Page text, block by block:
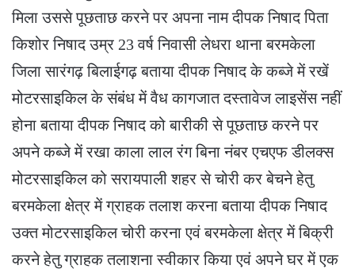
मिला उससे पूछताछ करने पर अपना नाम दीपक निषाद पिता
किशोर निषाद उम्र 23 वर्ष निवासी लेधरा थाना बरमकेला
जिला सारंगढ़ बिलाईगढ़ बताया दीपक निषाद के कब्जे में रखें
मोटरसाइकिल के संबंध में वैध कागजात दस्तावेज लाइसेंस नहीं
होना बताया दीपक निषाद को बारीकी से पूछताछ करने पर
अपने कब्जे में रखा काला लाल रंग बिना नंबर एचएफ डीलक्स
मोटरसाइकिल को सरायपाली शहर से चोरी कर बेचने हेतु
बरमकेला क्षेत्र में ग्राहक तलाश करना बताया दीपक निषाद
उक्त मोटरसाइकिल चोरी करना एवं बरमकेला क्षेत्र में बिक्री
करने हेतु ग्राहक तलाशना स्वीकार किया एवं अपने घर में एक